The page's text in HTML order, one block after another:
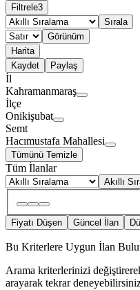
Filtrele3
Sırala
Görünüm
Harita
Kaydet
Paylaş
İl
Kahramanmaraş
İlçe
Onikişubat
Semt
Hacımustafa Mahallesi
Tümünü Temizle
Tüm İlanlar
Akıllı
Fiyatı Düşen Güncel İlan
Bu Kriterlere Uygun İlan
Arama kriterlerinizi
arayarak tekrar